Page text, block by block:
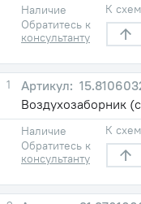
Наличие
Обратитесь к
консультанту
К
1
Воздухозаборник
Наличие
Обратитесь к
консультанту
К